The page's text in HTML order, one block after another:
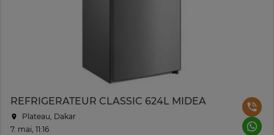
REFRIGERATEUR CLASSIC 624L MIDEA
Plateau, Dakar
7. mai, 11:16